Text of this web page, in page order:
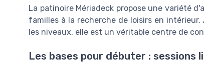
La patinoire Mériadeck propose une variété
familles à la recherche de loisirs en
les niveaux, elle est un véritable centre de
Les bases pour débuter : sessions